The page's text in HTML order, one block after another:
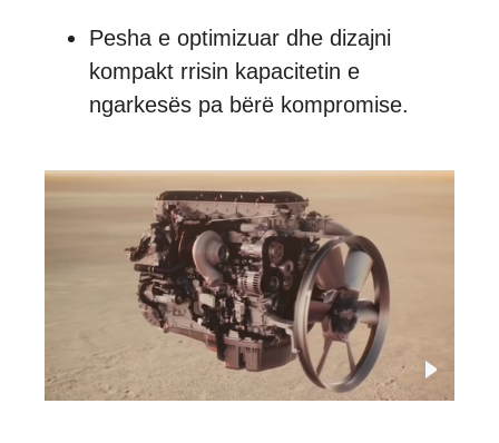
Pesha e optimizuar dhe dizajni
kompakt rrisin kapacitetin e
ngarkesës pa bërë kompromise.